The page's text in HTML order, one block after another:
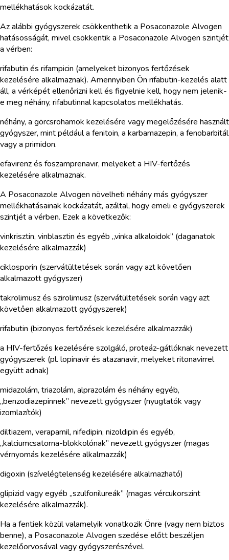
mellékhatások kockázatát.
Az alábbi gyógyszerek csökkenthetik a Posaconazole Alvogen
hatásosságát, mivel csökkentik a Posaconazole Alvogen szintjét
a vérben:
rifabutin és rifampicin (amelyeket bizonyos fertőzések
kezelésére alkalmaznak). Amennyiben Ön rifabutin-kezelés alatt
áll, a vérképét ellenőrizni kell és figyelnie kell, hogy nem jelenik-
e meg néhány, rifabutinnal kapcsolatos mellékhatás.
néhány, a görcsrohamok kezelésére vagy megelőzésére használt
gyógyszer, mint például a fenitoin, a karbamazepin, a fenobarbitál
vagy a primidon.
efavirenz és foszamprenavir, melyeket a HIV-fertőzés
kezelésére alkalmaznak.
A Posaconazole Alvogen növelheti néhány más gyógyszer
mellékhatásainak kockázatát, azáltal, hogy emeli e gyógyszerek
szintjét a vérben. Ezek a következők:
vinkrisztin, vinblasztin és egyéb „vinka alkaloidok” (daganatok
kezelésére alkalmazzák)
ciklosporin (szervátültetések során vagy azt követően
alkalmazott gyógyszer)
takrolimusz és szirolimusz (szervátültetések során vagy azt
követően alkalmazott gyógyszerek)
rifabutin (bizonyos fertőzések kezelésére alkalmazzák)
a HIV-fertőzés kezelésére szolgáló, proteáz-gátlóknak nevezett
gyógyszerek (pl. lopinavir és atazanavir, melyeket ritonavirrel
együtt adnak)
midazolám, triazolám, alprazolám és néhány egyéb,
„benzodiazepinnek” nevezett gyógyszer (nyugtatók vagy
izomlazítók)
diltiazem, verapamil, nifedipin, nizoldipin és egyéb,
„kalciumcsatorna-blokkolónak” nevezett gyógyszer (magas
vérnyomás kezelésére alkalmazzák)
digoxin (szívelégtelenség kezelésére alkalmazható)
glipizid vagy egyéb „szulfonilureák” (magas vércukorszint
kezelésére alkalmazzák).
Ha a fentiek közül valamelyik vonatkozik Önre (vagy nem biztos
benne), a Posaconazole Alvogen szedése előtt beszéljen
kezelőorvosával vagy gyógyszerészével.